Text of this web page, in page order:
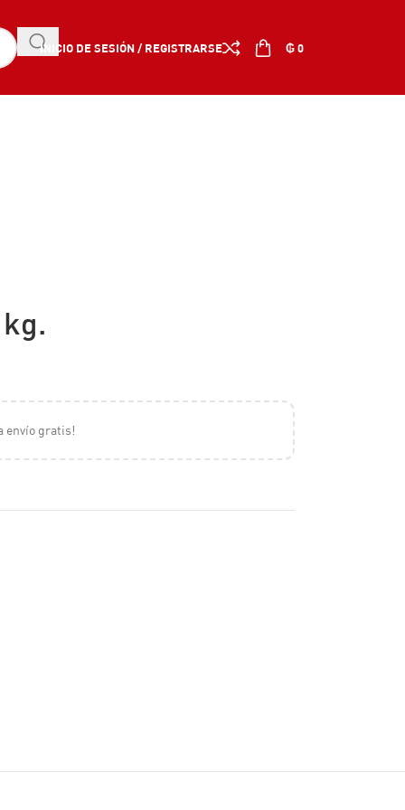
INICIO DE SESIÓN / REGISTRARSE ₲0
envío gratis!